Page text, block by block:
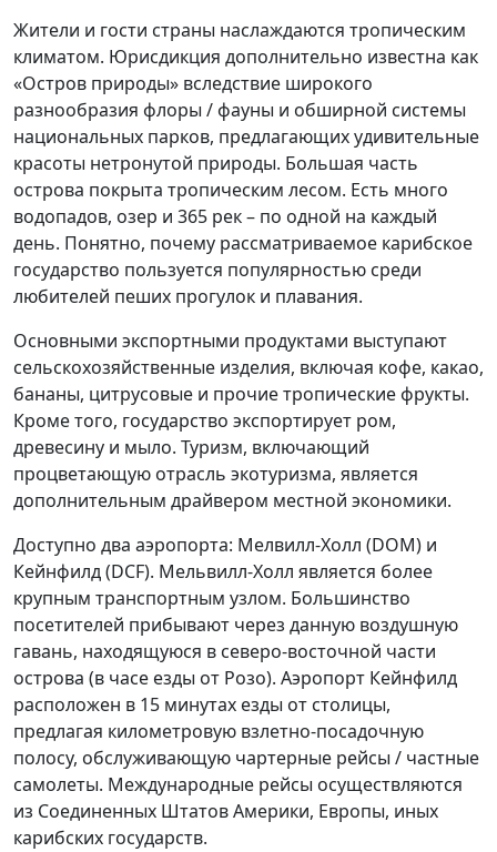
Жители и гости страны наслаждаются тропическим
климатом. Юрисдикция дополнительно известна как
«Остров природы» вследствие широкого
разнообразия флоры / фауны и обширной системы
национальных парков, предлагающих удивительные
красоты нетронутой природы. Большая часть
острова покрыта тропическим лесом. Есть много
водопадов, озер и 365 рек – по одной на каждый
день. Понятно, почему рассматриваемое карибское
государство пользуется популярностью среди
любителей пеших прогулок и плавания.
Основными экспортными продуктами выступают
сельскохозяйственные изделия, включая кофе, какао,
бананы, цитрусовые и прочие тропические фрукты.
Кроме того, государство экспортирует ром,
древесину и мыло. Туризм, включающий
процветающую отрасль экотуризма, является
дополнительным драйвером местной экономики.
Доступно два аэропорта: Мелвилл-Холл (DOM) и
Кейнфилд (DCF). Мельвилл-Холл является более
крупным транспортным узлом. Большинство
посетителей прибывают через данную воздушную
гавань, находящуюся в северо-восточной части
острова (в часе езды от Розо). Аэропорт Кейнфилд
расположен в 15 минутах езды от столицы,
предлагая километровую взлетно-посадочную
полосу, обслуживающую чартерные рейсы / частные
самолеты. Международные рейсы осуществляются
из Соединенных Штатов Америки, Европы, иных
карибских государств.